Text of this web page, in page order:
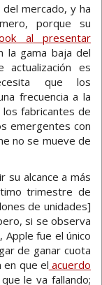
mercado, y ha
porque su
al presentar
la gama baja del
es
que los
frecuencia a la
fabricantes de
emergentes con
no se mueve de
su alcance a más
trimestre de
de unidades]
si se observa
Apple fue el único
de ganar cuota
en que el acuerdo
le va fallando;